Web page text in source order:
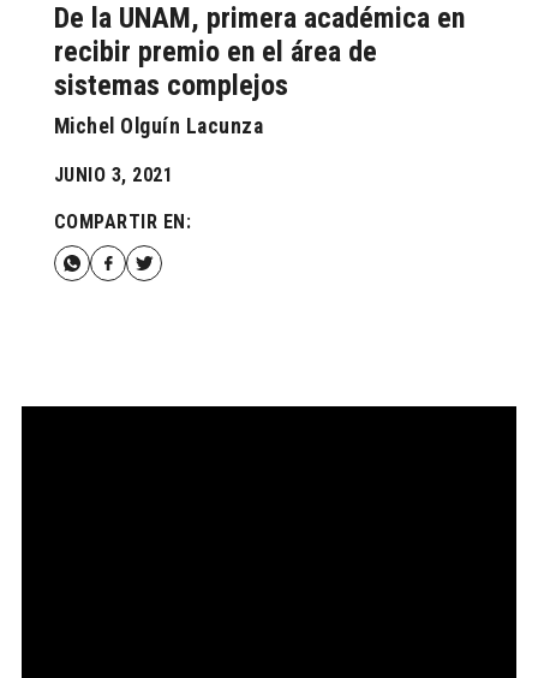
De la UNAM, primera académica en
recibir premio en el área de
sistemas complejos
Michel Olguín Lacunza
JUNIO 3, 2021
COMPARTIR EN: